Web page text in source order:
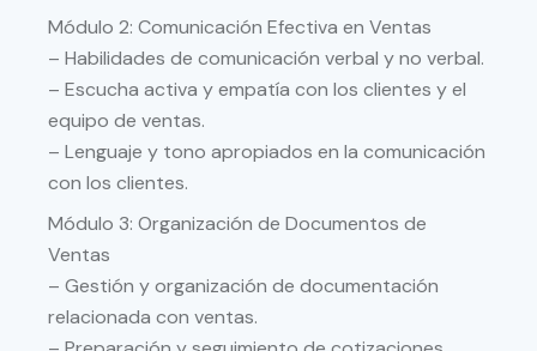
Módulo 2: Comunicación Efectiva en Ventas
– Habilidades de comunicación verbal y no verbal.
– Escucha activa y empatía con los clientes y el
equipo de ventas.
– Lenguaje y tono apropiados en la comunicación
con los clientes.
Módulo 3: Organización de Documentos de
Ventas
– Gestión y organización de documentación
relacionada con ventas.